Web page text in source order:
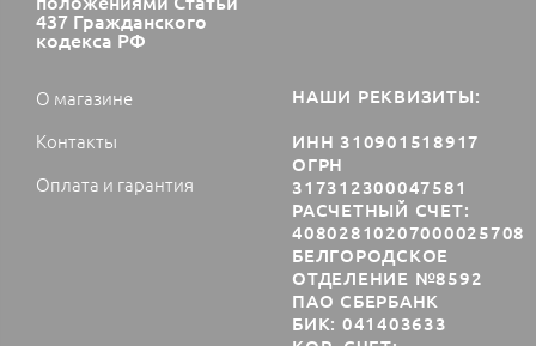
437 Гражданского
кодекса РФ
О магазине
Контакты
Оплата и гарантия
НАШИ РЕКВИЗИТЫ:
ИНН 310901518917
ОГРН
317312300047581
РАСЧЕТНЫЙ СЧЕТ:
40802810207000025708
БЕЛГОРОДСКОЕ
ОТДЕЛЕНИЕ №8592
ПАО СБЕРБАНК
БИК: 041403633